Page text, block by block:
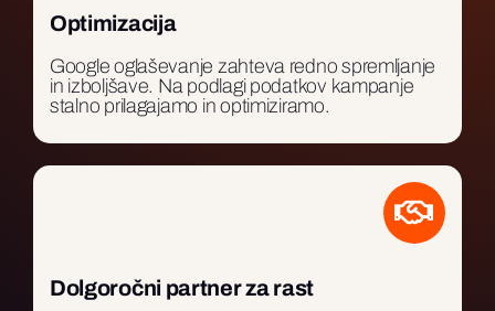
Optimizacija
Google oglaševanje zahteva redno spremljanje
in izboljšave. Na podlagi podatkov kampanje
stalno prilagajamo in optimiziramo.
Dolgoročni partner za rast